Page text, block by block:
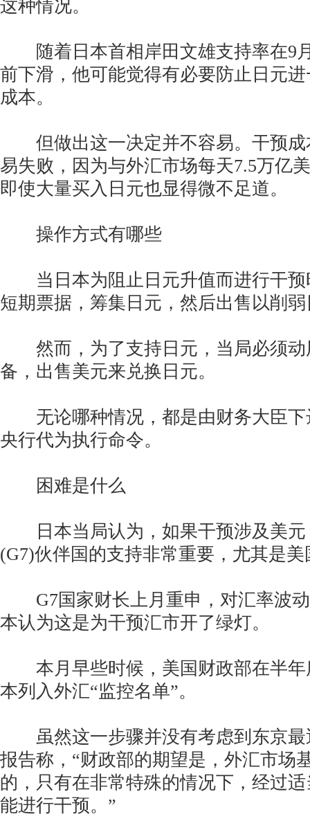
这种情况。
随着日本首相岸田文雄支持率在9
前下滑，他可能觉得有必要防止日元
成本。
但做出这一决定并不容易。干预成
易失败，因为与外汇市场每天7.5万亿
即使大量买入日元也显得微不足道。
操作方式有哪些
当日本为阻止日元升值而进行干预
短期票据，筹集日元，然后出售以削
然而，为了支持日元，当局必须动
备，出售美元来兑换日元。
无论哪种情况，都是由财务大臣下
央行代为执行命令。
困难是什么
日本当局认为，如果干预涉及美元
(G7)伙伴国的支持非常重要，尤其是
G7国家财长上月重申，对汇率波动
本认为这是为干预汇市开了绿灯。
本月早些时候，美国财政部在半年
本列入外汇“监控名单”。
虽然这一步骤并没有考虑到东京最
报告称，“财政部的期望是，外汇市场
的，只有在非常特殊的情况下，经过
能进行干预。”